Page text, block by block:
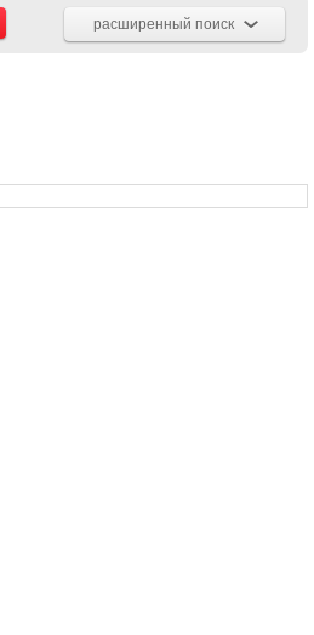
расширенный поиск